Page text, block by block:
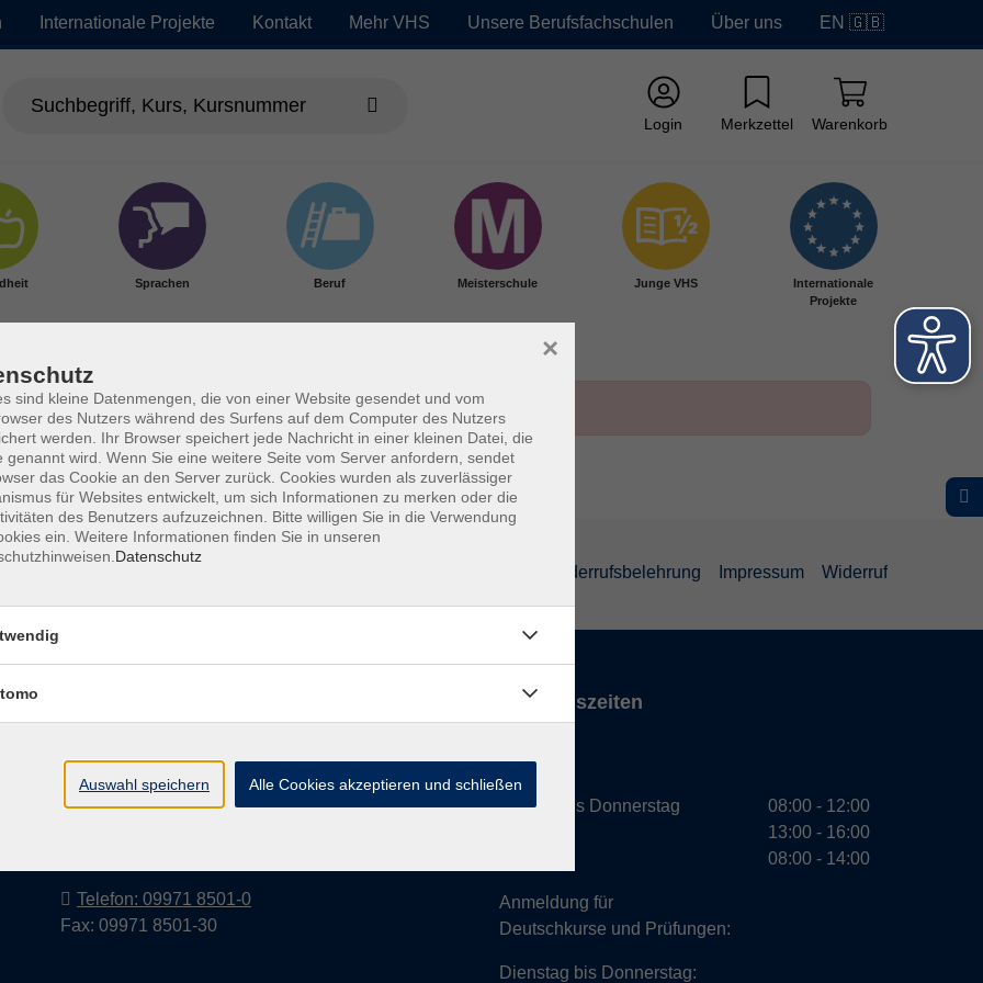
Internationale Projekte Kontakt Mehr VHS Unsere Berufsfachschulen Über uns EN 🇬🇧
Login Merkzettel Warenkorb
Sprachen Beruf Meisterschule Junge VHS
Internationale
Projekte
Widerrufsbelehrung Impressum Widerruf
e.V.
Pfarrer-Seidl-Str. 1
93413 Cham
Telefon: 09971 8501-0
Fax: 09971 8501-30
Öffnungszeiten
VHS
Montag bis Donnerstag
Anmeldung für
Deutschkurse und Prüfungen:
Dienstag bis Donnerstag:
08:00 - 12:00
13:00 - 16:00
08:00 - 14:00
sind kleine Datenmengen, die von einer Website gesendet und vom
des Nutzers während des Surfens auf dem Computer des Nutzers
werden. Ihr Browser speichert jede Nachricht in einer kleinen Datei, die
genannt wird. Wenn Sie eine weitere Seite vom Server anfordern, sendet
das Cookie an den Server zurück. Cookies wurden als zuverlässiger
für Websites entwickelt, um sich Informationen zu merken oder die
des Benutzers aufzuzeichnen. Bitte willigen Sie in die Verwendung
ein. Weitere Informationen finden Sie in unseren
Datenschutz
×
Auswahl speichern Alle Cookies akzeptieren und schließen